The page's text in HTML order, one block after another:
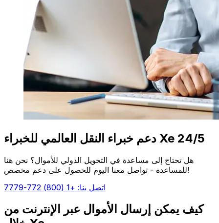
دعم خبراء النقل العالمي للخبراء Xe 24/5
هل تحتاج إلى مساعدة في التحويل الدولي للأموال؟ نحن هنا
للمساعدة - تواصل معنا اليوم للحصول على دعم مخصص!
اتصل بنا: +1 (800) 772-7779
كيف يمكن إرسال الأموال عبر الإنترنت من